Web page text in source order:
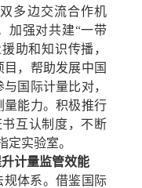
多边交流合作机
加强对共建“一带
助和知识传播，
，帮助发展中国
国际计量比对，
量能力。积极推行
互认制度，不断
实验室。
计量监管效能
规体系。借鉴国际